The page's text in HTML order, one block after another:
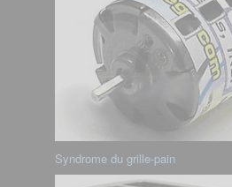
Syndrome du grille-pain